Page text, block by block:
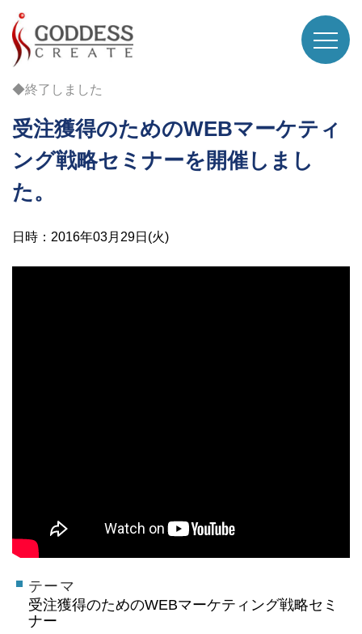
◆終了しました
受注獲得のためのWEBマーケティ
ング戦略セミナーを開催しまし
た。
日時：2016年03月29日(火)
テーマ
受注獲得のためのWEBマーケティング戦略セミ
ナー